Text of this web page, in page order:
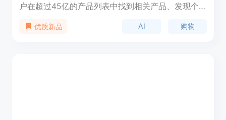
户在超过45亿的产品列表中找到相关产品、发现个
成的简报，为用户提供购物研究的智能展示，简化了
优质新品 AI 购物